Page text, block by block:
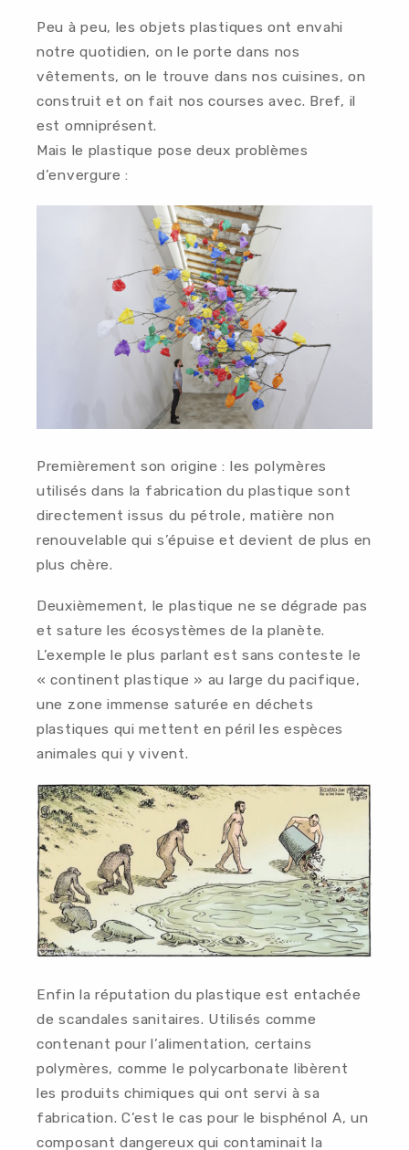
Peu à peu, les objets plastiques ont envahi
notre quotidien, on le porte dans nos
vêtements, on le trouve dans nos cuisines, on
construit et on fait nos courses avec. Bref, il
est omniprésent.
Mais le plastique pose deux problèmes
d’envergure :
Premièrement son origine : les polymères
utilisés dans la fabrication du plastique sont
directement issus du pétrole, matière non
renouvelable qui s’épuise et devient de plus en
plus chère.
Deuxièmement, le plastique ne se dégrade pas
et sature les écosystèmes de la planète.
L’exemple le plus parlant est sans conteste le
« continent plastique » au large du pacifique,
une zone immense saturée en déchets
plastiques qui mettent en péril les espèces
animales qui y vivent.
Enfin la réputation du plastique est entachée
de scandales sanitaires. Utilisés comme
contenant pour l’alimentation, certains
polymères, comme le polycarbonate libèrent
les produits chimiques qui ont servi à sa
fabrication. C’est le cas pour le bisphénol A, un
composant dangereux qui contaminait la